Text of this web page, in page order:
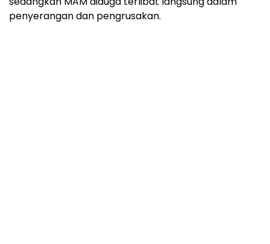
penyerangan dan pengrusakan.